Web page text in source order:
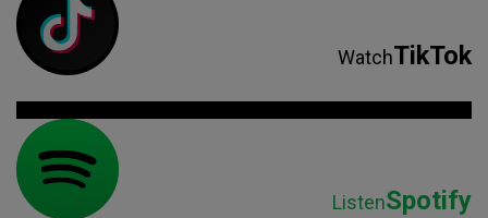
WatchTikTok
ListenSpotify